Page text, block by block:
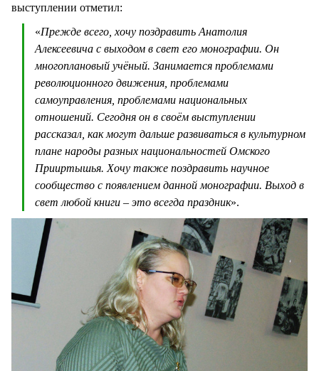
выступлении отметил:
«Прежде всего, хочу поздравить Анатолия
Алексеевича с выходом в свет его монографии. Он
многоплановый учёный. Занимается проблемами
революционного движения, проблемами
самоуправления, проблемами национальных
отношений. Сегодня он в своём выступлении
рассказал, как могут дальше развиваться в культурном
плане народы разных национальностей Омского
Прииртышья. Хочу также поздравить научное
сообщество с появлением данной монографии. Выход в
свет любой книги – это всегда праздник».